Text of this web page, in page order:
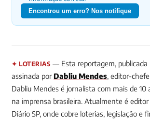
Encontrou um erro? Nos notifique
✦ LOTERIAS — Esta reportagem, publicada
assinada por Dabliu Mendes, editor-
Dabliu Mendes é jornalista com mais de 10
na imprensa brasileira. Atualmente é
Diário SP, onde cobre loterias, legislação e